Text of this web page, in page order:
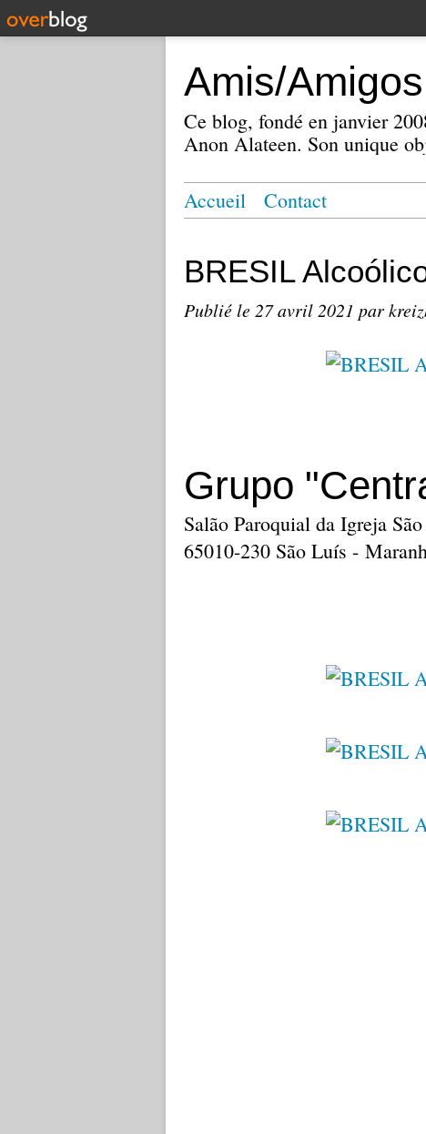
Amis/
Ce blog, fondé en janvier
Anon Alateen. Son unique
Accueil Contact
BRESIL
Publié le 27 avril 2021 par
Grupo
Salão Paroquial da Igreja
65010-230 São Luís -